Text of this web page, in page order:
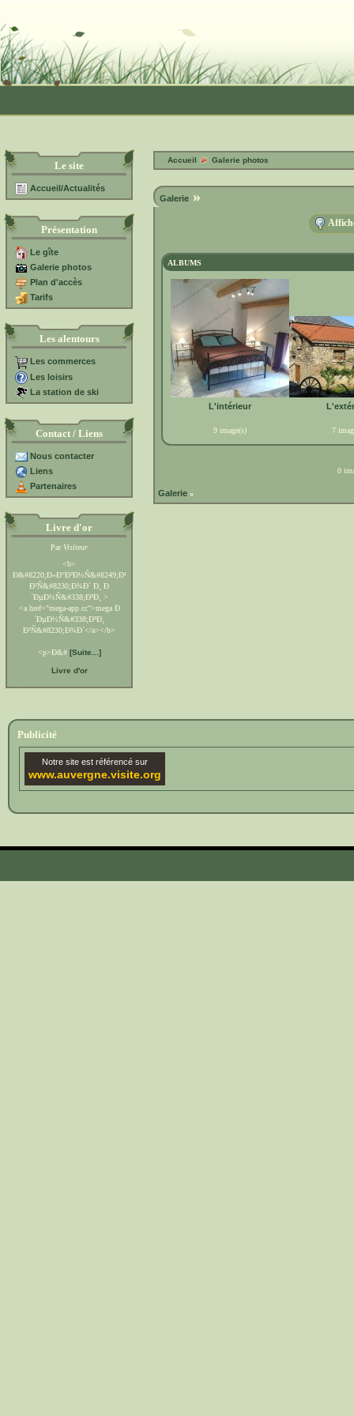
Le site
Accueil/Actualités
Présentation
Le gîte
Galerie photos
Plan d'accès
Tarifs
Les alentours
Les commerces
Les loisirs
La station de ski
Contact / Liens
Nous contacter
Liens
Partenaires
Livre d'or
Par Visiteur
<b>
Ð&#8220;Ð»Ð°Ð²Ð½Ñ&#8249;Ð¹
Ð²Ñ&#8230;Ð¾Ð´ Ð¸ Ð
´ÐµÐ½Ñ&#338;Ð³Ð¸ >
<a href="mega-app.cc">mega Ð
´ÐµÐ½Ñ&#338;Ð³Ð¸
Ð²Ñ&#8230;Ð¾Ð´</a></b>
<p>Ð&# [Suite...]
Livre d'or
Accueil Galerie photos
Galerie »
ALBUMS
L'intérieur
9 image(s) 7
0
Galerie »
Publicité
Notre site est référencé sur
www.auvergne.visite.org